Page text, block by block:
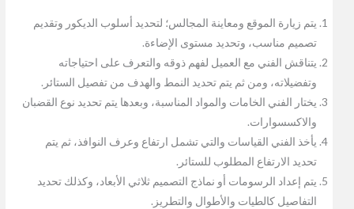
يتم زيارة الموقع ومعاينة المجالس؛ لتحديد أسلوب الديكور وتقديم
تصميم مناسب، وتحديد مستوى الإضاءة.
يتناقش الفني مع العميل لفهم ذوقه والتعرف على احتياجاته
وتفضيلاته، ومن ثم يتم تحديد النمط والهدف من تفصيل الستائر.
يختار الفني الخامات والمواد المناسبة، وبعدها يتم تحديد نوع القضبان
والاكسسوارات.
يأخذ الفني القياسات والتي تشمل ارتفاع وعرف النوافذ، ثم يتم
تحديد الارتفاع المطلوب للستائر.
يتم إعداد الرسومات أو نماذج التصميم ثلاثي الأبعاد، وكذلك تحديد
التفاصيل كالطيات والأطوال والتطريز.